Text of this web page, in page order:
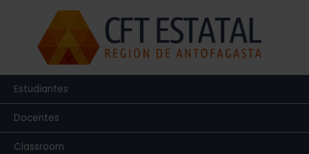
contenido
Estudiantes
Docentes
Classroom